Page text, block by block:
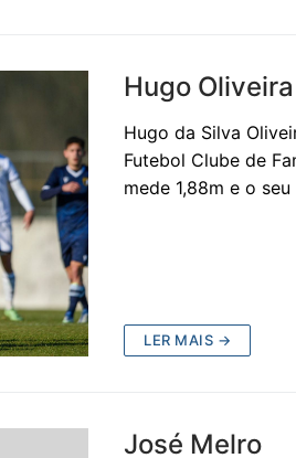
Hugo Oliveira
Hugo da Silva
Futebol Clube de
mede 1,88m e o
LER MAIS →
José Melro